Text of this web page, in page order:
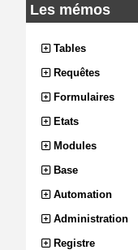
Les mémos
Tables
Requêtes
Formulaires
Etats
Modules
Base
Automation
Administration
Registre